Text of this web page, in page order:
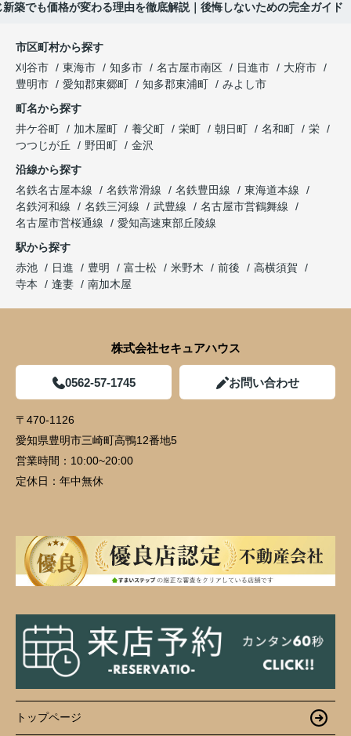
築でも価格が変わる理由を徹底解説｜後悔しないための完全ガイド
市区町村から探す
刈谷市
東海市 知多市 名古屋市南区 日進市
大府市
豊明市
愛知郡東郷町 知多郡東浦町
みよし市
町名から探す
井ケ谷町
加木屋町 養父町 栄町 朝日町 名和町
栄
つつじが丘
野田町
金沢
沿線から探す
名鉄名古屋本線
名鉄常滑線 名鉄豊田線
東海道本線
名鉄河和線
名鉄三河線 武豊線
名古屋市営鶴舞線
名古屋市営桜通線
愛知高速東部丘陵線
駅から探す
赤池
日進 豊明 富士松 米野木 前後
高横須賀
寺本
逢妻 南加木屋
株式会社セキュアハウス
0562-57-1745 お問い合わせ
〒470-1126
愛知県豊明市三崎町高鴨12番地5
営業時間： 10:00~20:00
定休日： 年中無休
トップページ